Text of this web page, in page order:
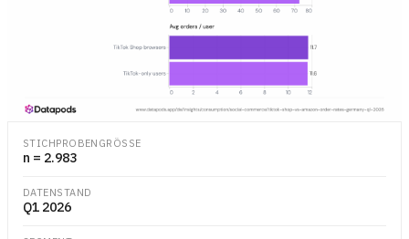
STICHPROBENGRÖSSE
n = 2.983
DATENSTAND
Q1 2026